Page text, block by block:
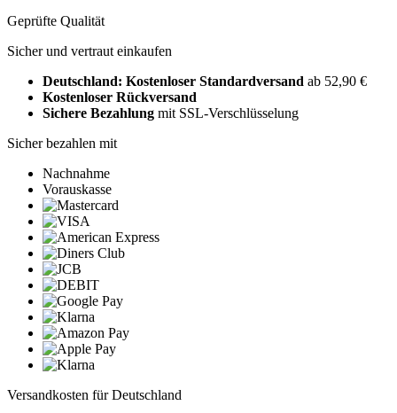
Geprüfte Qualität
Sicher und vertraut einkaufen
Deutschland: Kostenloser Standardversand ab 52,90 €
Kostenloser Rückversand
Sichere Bezahlung mit SSL-Verschlüsselung
Sicher bezahlen mit
Nachnahme
Vorauskasse
Versandkosten für Deutschland